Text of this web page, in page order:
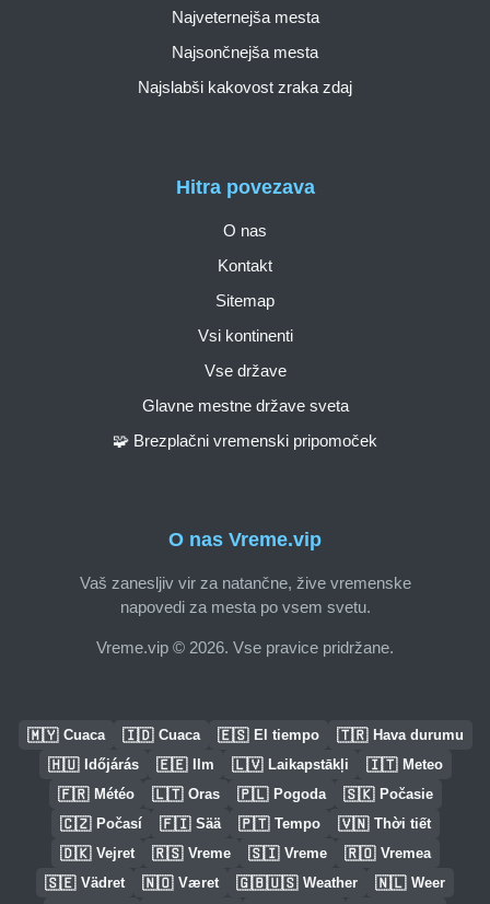
O nas Vreme.vip
Vaš zanesljiv vir za natančne, žive vremenske
napovedi za mesta po vsem svetu.
Vreme.vip © 2026. Vse pravice pridržane.
Hitra povezava
O nas
Kontakt
Sitemap
Vsi kontinenti
Vse države
Glavne mestne države sveta
🧩 Brezplačni vremenski pripomoček
Najveternejša mesta
Najsončnejša mesta
Najslabši kakovost zraka zdaj
🇲🇾 Cuaca 🇮🇩 Cuaca 🇪🇸 El tiempo 🇹🇷 Hava durumu
🇭🇺 Időjárás 🇪🇪 Ilm 🇱🇻 Laikapstākļi 🇮🇹 Meteo
🇫🇷 Météo 🇱🇹 Oras 🇵🇱 Pogoda 🇸🇰 Počasie
🇨🇿 Počasí 🇫🇮 Sää 🇵🇹 Tempo 🇻🇳 Thời tiết
🇩🇰 Vejret 🇷🇸 Vreme 🇸🇮 Vreme 🇷🇴 Vremea
🇸🇪 Vädret 🇳🇴 Været 🇬🇧🇺🇸 Weather 🇳🇱 Weer